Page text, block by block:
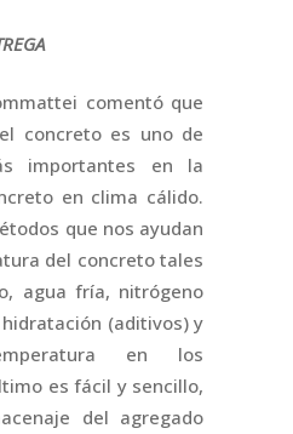
comentó que
concreto es uno de
importantes en la
en clima cálido.
que nos ayudan
del concreto tales
agua fría, nitrógeno
(aditivos) y
en los
es fácil y sencillo,
del agregado